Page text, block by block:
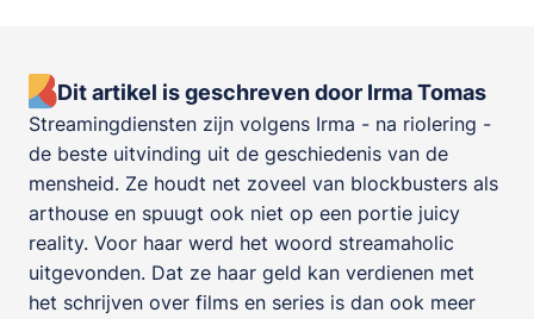
Dit artikel is geschreven door Irma Tomas
Streamingdiensten zijn volgens Irma - na riolering -
de beste uitvinding uit de geschiedenis van de
mensheid. Ze houdt net zoveel van blockbusters als
arthouse en spuugt ook niet op een portie juicy
reality. Voor haar werd het woord streamaholic
uitgevonden. Dat ze haar geld kan verdienen met
het schrijven over films en series is dan ook meer